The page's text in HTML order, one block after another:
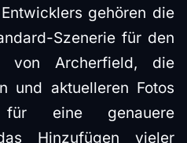
gehören die
Szenerie für den
von Archerfield, die
und aktuelleren Fotos
eine genauere
Hinzufügen vieler